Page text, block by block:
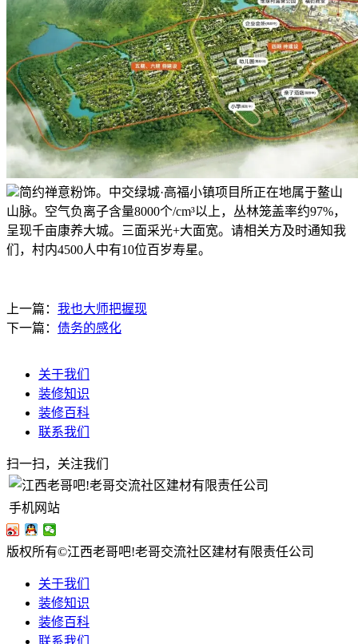
简约禅意粉饰。中交绿城·高福小镇项目所正在地属于鳌山
山脉。空气负离子含量8000个/cm³以上，丛林笼盖率约97%，
呈现千亩康养大城。三面采光+大面宽。请相关方及时通知我
们，村内4500人中有10位百岁寿星。
上一篇： 我也大师把握现
下一篇： 债务的感化
关于我们
装修知识
装修百科
联系我们
扫一扫，关注我们
手机网站
版权所有©江西老哥吧!老哥交流社区建材有限责任公司
关于我们
装修知识
装修百科
联系我们